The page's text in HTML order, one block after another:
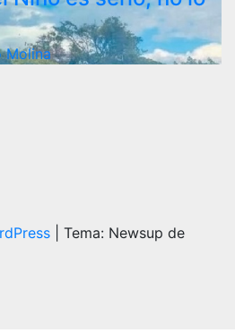
Molina
Tema: Newsup de